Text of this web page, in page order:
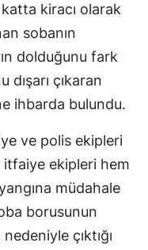
kiracı olarak
sobanın
dolduğunu fark
çıkaran
ihbarda bulundu.
ve polis ekipleri
itfaiye ekipleri hem
müdahale
borusunun
çıktığı